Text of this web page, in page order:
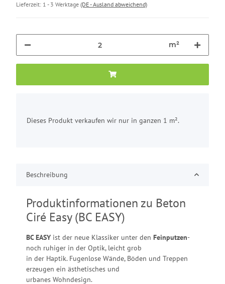
Lieferzeit: 1 - 3 Werktage (DE - Ausland abweichend)
m²
Dieses Produkt verkaufen wir nur in ganzen 1 m².
Beschreibung
Produktinformationen zu Beton
Ciré Easy (BC EASY)
BC EASY ist der neue Klassiker unter den Feinputzen-
noch ruhiger in der Optik, leicht grob
in der Haptik. Fugenlose Wände, Böden und Treppen
erzeugen ein ästhetisches und
urbanes Wohndesign.